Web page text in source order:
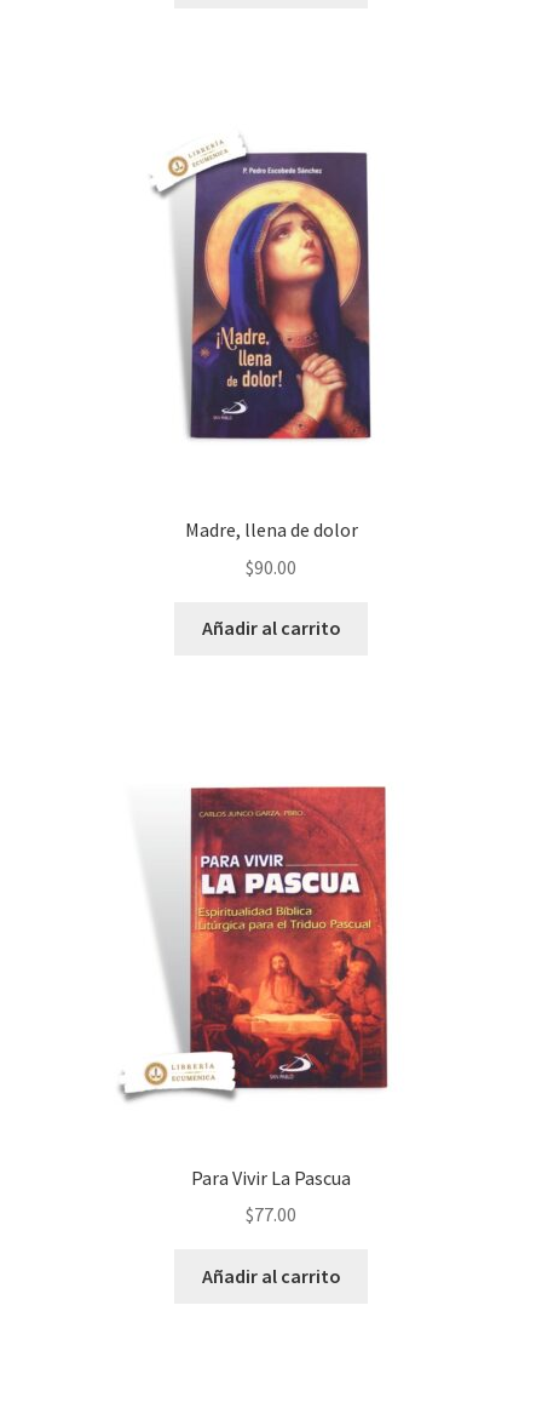
Madre, llena de dolor
$90.00
Añadir al carrito
Para Vivir La Pascua
$77.00
Añadir al carrito